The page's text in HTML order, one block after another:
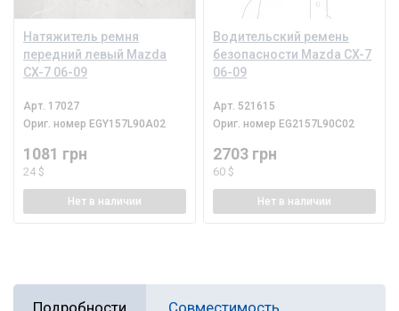
Натяжитель ремня
передний левый Mazda
CX-7 06-09
Арт. 17027
Ориг. номер EGY157L90A02
1081 грн
24 $
Нет в наличии
Водительский ремень
безопасности Mazda CX-7
06-09
Арт. 521615
Ориг. номер EG2157L90C02
2703 грн
60 $
Нет в наличии